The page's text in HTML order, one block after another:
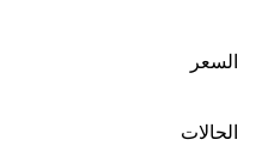
السعر
الحالات